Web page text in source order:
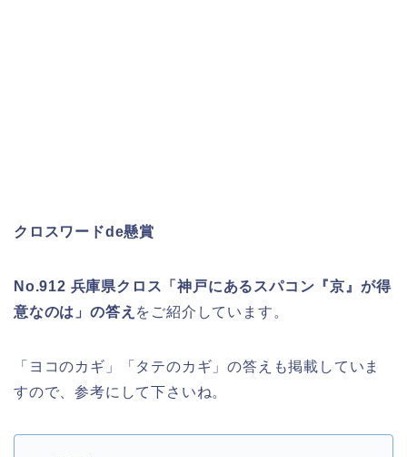
クロスワードde懸賞
No.912 兵庫県クロス「神戸にあるスパコン『京』が得
意なのは」の答え をご紹介しています。
「ヨコのカギ」「タテのカギ」の答えも掲載していま
すので、参考にして下さいね。